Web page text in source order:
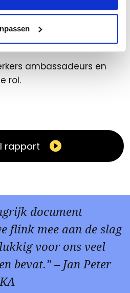
ambassadeurs en
rol.
rapport
document
flink mee aan de slag
voor ons veel
bevat.” – Jan Peter